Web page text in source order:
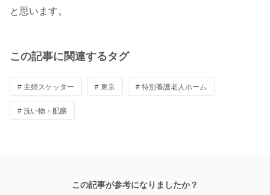
と思います。
この記事に関連するタグ
# 主婦スケッター # 東京 # 特別養護老人ホーム
# 洗い物・配膳
この記事が参考になりましたか？